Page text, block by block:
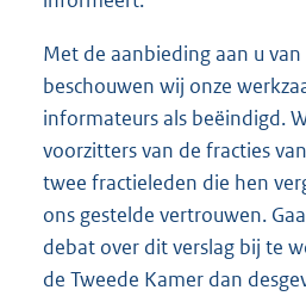
Met de aanbieding aan u
beschouwen wij onze
informateurs als beëindigd.
voorzitters van de fracties
twee fractieleden die hen
ons gestelde vertrouwen.
debat over dit verslag bij te
de Tweede Kamer dan